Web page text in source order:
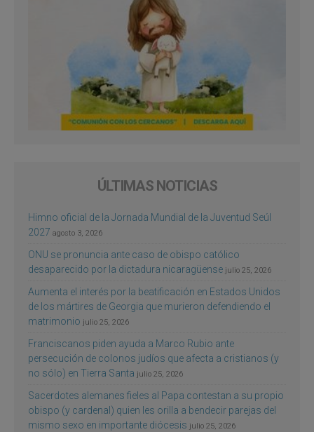
ÚLTIMAS NOTICIAS
Himno oficial de la Jornada Mundial de la Juventud Seúl
2027 agosto 3, 2026
ONU se pronuncia ante caso de obispo católico
desaparecido por la dictadura nicaragüense julio 25, 2026
Aumenta el interés por la beatificación en Estados Unidos
de los mártires de Georgia que murieron defendiendo el
matrimonio julio 25, 2026
Franciscanos piden ayuda a Marco Rubio ante
persecución de colonos judíos que afecta a cristianos (y
no sólo) en Tierra Santa julio 25, 2026
Sacerdotes alemanes fieles al Papa contestan a su propio
obispo (y cardenal) quien les orilla a bendecir parejas del
mismo sexo en importante diócesis julio 25, 2026